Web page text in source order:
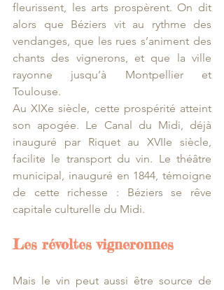
fleurissent, les arts prospèrent. On dit
alors que Béziers vit au rythme des
vendanges, que les rues s’animent des
chants des vignerons, et que la ville
rayonne jusqu’à Montpellier et
Toulouse.
Au XIXe siècle, cette prospérité atteint
son apogée. Le Canal du Midi, déjà
inauguré par Riquet au XVIIe siècle,
facilite le transport du vin. Le théâtre
municipal, inauguré en 1844, témoigne
de cette richesse : Béziers se rêve
capitale culturelle du Midi.
Les révoltes vigneronnes
Mais le vin peut aussi être source de